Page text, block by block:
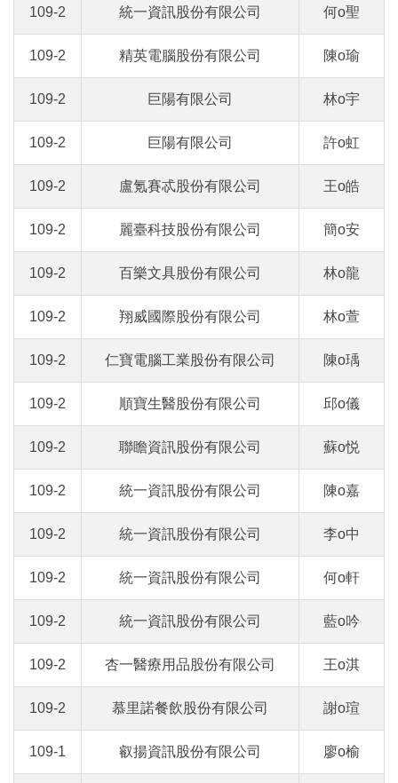
109-2 統一資訊股份有限公司 何o聖
109-2 精英電腦股份有限公司 陳o瑜
109-2 巨陽有限公司 林o宇
109-2 巨陽有限公司 許o虹
109-2 盧氪賽忒股份有限公司 王o皓
109-2 麗臺科技股份有限公司 簡o安
109-2 百樂文具股份有限公司 林o龍
109-2 翔威國際股份有限公司 林o萱
109-2 仁寶電腦工業股份有限公司 陳o瑀
109-2 順寶生醫股份有限公司 邱o儀
109-2 聯瞻資訊股份有限公司 蘇o悦
109-2 統一資訊股份有限公司 陳o嘉
109-2 統一資訊股份有限公司 李o中
109-2 統一資訊股份有限公司 何o軒
109-2 統一資訊股份有限公司 藍o吟
109-2 杏一醫療用品股份有限公司 王o淇
109-2 慕里諾餐飲股份有限公司 謝o瑄
109-1 叡揚資訊股份有限公司 廖o榆